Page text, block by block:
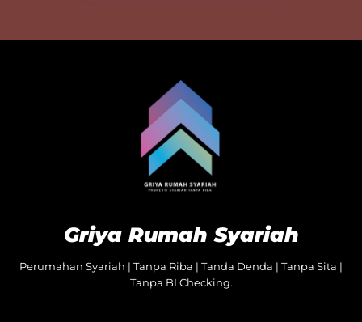
Griya Rumah Syariah
Perumahan Syariah | Tanpa Riba | Tanda Denda | Tanpa Sita |
Tanpa BI Checking.